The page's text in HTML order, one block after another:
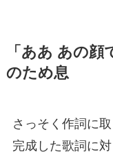
「ああ あの
のため息
さっそく作詞に
完成した歌詞に